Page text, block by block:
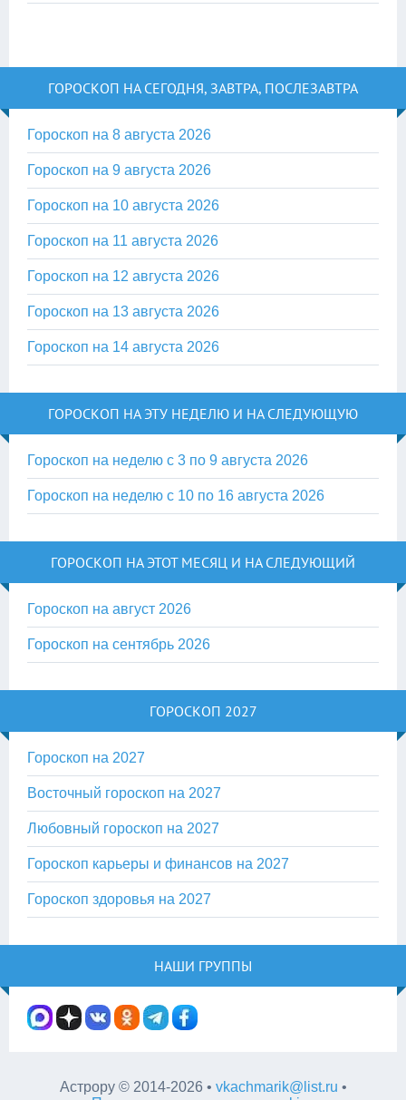
ГОРОСКОП НА СЕГОДНЯ, ЗАВТРА, ПОСЛЕЗАВТРА
Гороскоп на 8 августа 2026
Гороскоп на 9 августа 2026
Гороскоп на 10 августа 2026
Гороскоп на 11 августа 2026
Гороскоп на 12 августа 2026
Гороскоп на 13 августа 2026
Гороскоп на 14 августа 2026
ГОРОСКОП НА ЭТУ НЕДЕЛЮ И НА СЛЕДУЮЩУЮ
Гороскоп на неделю с 3 по 9 августа 2026
Гороскоп на неделю с 10 по 16 августа 2026
ГОРОСКОП НА ЭТОТ МЕСЯЦ И НА СЛЕДУЮЩИЙ
Гороскоп на август 2026
Гороскоп на сентябрь 2026
ГОРОСКОП 2027
Гороскоп на 2027
Восточный гороскоп на 2027
Любовный гороскоп на 2027
Гороскоп карьеры и финансов на 2027
Гороскоп здоровья на 2027
НАШИ ГРУППЫ
Астрору ©2014-2026 • vkachmarik@list.ru •